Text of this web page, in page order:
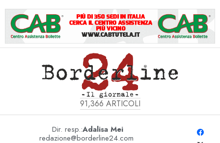
91,366 ARTICOLI
Dir. resp.:Adalisa Mei
redazione@borderline24.com